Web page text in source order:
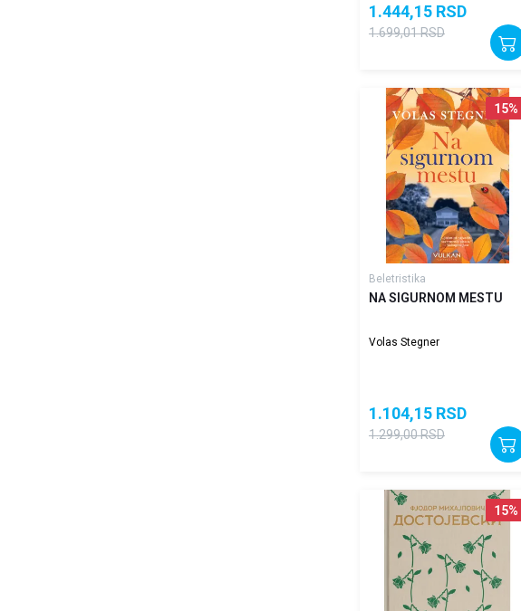
1.444,15 RSD
1.699,01RSD
15%
Beletristika
NA SIGURNOM MESTU
Volas Stegner
1.104,15 RSD
1.299,00RSD
15%